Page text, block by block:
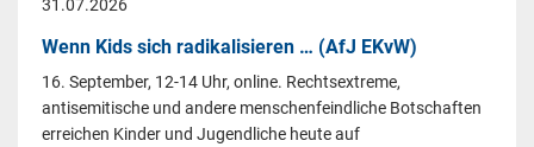
31.07.2026
Wenn Kids sich radikalisieren … (AfJ EKvW)
16. September, 12-14 Uhr, online. Rechtsextreme,
antisemitische und andere menschenfeindliche Botschaften
erreichen Kinder und Jugendliche heute auf